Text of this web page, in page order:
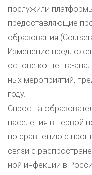
послужили
предоставляющие
образования
Изменение
основе контента-
ных мероприятий,
году.
Спрос на
населения в первой
по сравнению с
связи с
ной инфекции в